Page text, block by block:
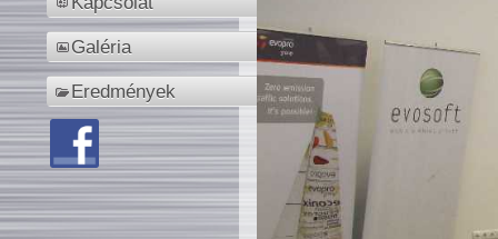
Galéria
Eredmények